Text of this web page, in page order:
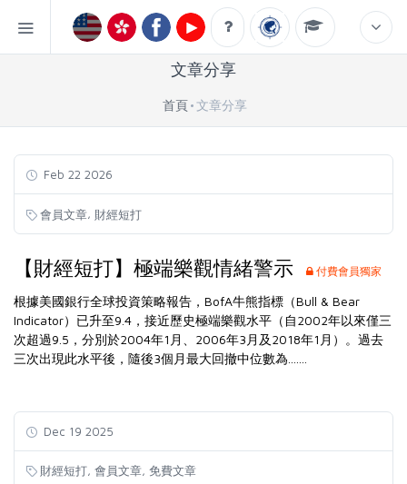
文章分享
首頁 文章分享
Feb 22 2026
會員文章, 財經短打
【財經短打】極端樂觀情緒警示 付費會員獨家
根據美國銀行全球投資策略報告，BofA牛熊指標（Bull & Bear
Indicator）已升至9.4，接近歷史極端樂觀水平（自2002年以來僅三
次超過9.5，分別於2004年1月、2006年3月及2018年1月）。過去
三次出現此水平後，隨後3個月最大回撤中位數為.......
Dec 19 2025
財經短打 會員文章 免費文章